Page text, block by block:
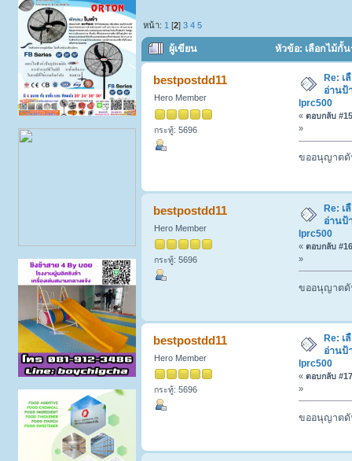
หน้า: 1 [2]3 4 5
ผู้เขียน หัวข้อ: เลือกไม้กั้
ครั้ง)
bestpostdd11
Hero Member
กระทู้: 5696
Re:
อ่านป้
lprc500
« ตอบกลับ
»
ขออนุญาตดั
bestpostdd11
Hero Member
กระทู้: 5696
Re: เ
อ่านป้
lprc500
« ตอบกลับ
»
ขออนุญาตดั
bestpostdd11
Hero Member
กระทู้: 5696
Re: เ
อ่านป้
lprc500
« ตอบกลับ
»
ขออนุญาตดั